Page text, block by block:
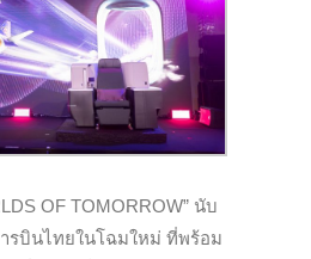
OF TOMORROW” นับ
รบินไทยในโฉมใหม่ ที่พร้อม